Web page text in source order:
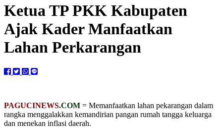
Ketua TP PKK Kabupaten
Ajak Kader Manfaatkan
Lahan Perkarangan
PAGUCINEWS.COM = Memanfaatkan lahan pekarangan dalam
rangka menggalakkan kemandirian pangan rumah tangga keluarga
dan menekan inflasi daerah.